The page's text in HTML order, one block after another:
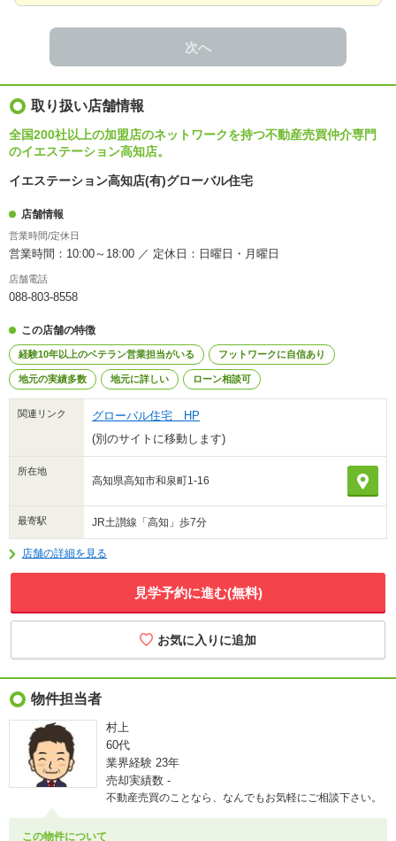
次へ
取り扱い店舗情報
全国200社以上の加盟店のネットワークを持つ不動産売買仲介専門
のイエステーション高知店。
イエステーション高知店(有)グローバル住宅
店舗情報
営業時間/定休日
営業時間：10:00～18:00 ／ 定休日：日曜日・月曜日
店舗電話
088-803-8558
この店舗の特徴
経験10年以上のベテラン営業担当がいる フットワークに自信あり
地元の実績多数 地元に詳しい ローン相談可
関連リンク
グローバル住宅 HP
(別のサイトに移動します)
所在地
高知県高知市和泉町1-16
最寄駅 JR土讃線「高知」歩7分
店舗の詳細を見る
見学予約に進む(無料)
物件担当者
村上
60代
業界経験 23年
売却実績数 -
不動産売買のことなら、なんでもお気軽にご相談下さい。
この物件について